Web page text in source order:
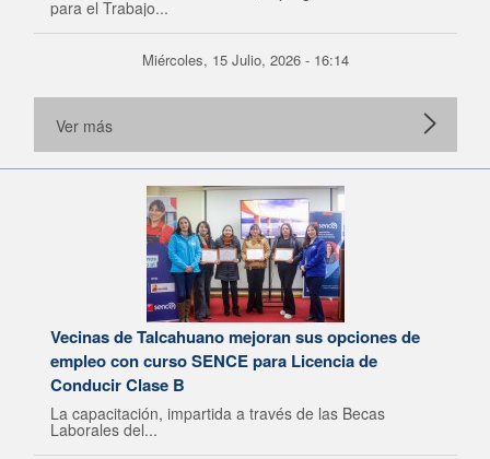
para el Trabajo...
Miércoles, 15 Julio, 2026 - 16:14
Ver más
Vecinas de Talcahuano mejoran sus opciones de
empleo con curso SENCE para Licencia de
Conducir Clase B
La capacitación, impartida a través de las Becas
Laborales del...